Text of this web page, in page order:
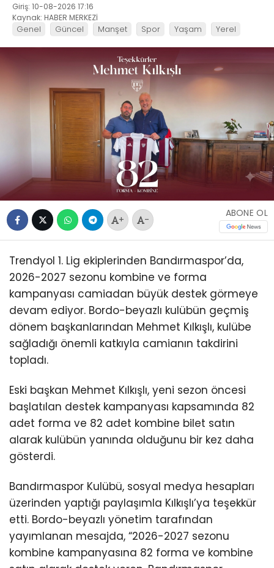
Giriş: 10-08-2026 17:16
Kaynak: HABER MERKEZİ
Genel Güncel Manşet Spor Yaşam Yerel
+ -
ABONE OL
Trendyol 1. Lig ekiplerinden Bandırmaspor’da,
2026-2027 sezonu kombine ve forma
kampanyası camiadan büyük destek görmeye
devam ediyor. Bordo-beyazlı kulübün geçmiş
dönem başkanlarından Mehmet Kılkışlı, kulübe
sağladığı önemli katkıyla camianın takdirini
topladı.
Eski başkan Mehmet Kılkışlı, yeni sezon öncesi
başlatılan destek kampanyası kapsamında 82
adet forma ve 82 adet kombine bilet satın
alarak kulübün yanında olduğunu bir kez daha
gösterdi.
Bandırmaspor Kulübü, sosyal medya hesapları
üzerinden yaptığı paylaşımla Kılkışlı’ya teşekkür
etti. Bordo-beyazlı yönetim tarafından
yayımlanan mesajda, “2026-2027 sezonu
kombine kampanyasına 82 forma ve kombine